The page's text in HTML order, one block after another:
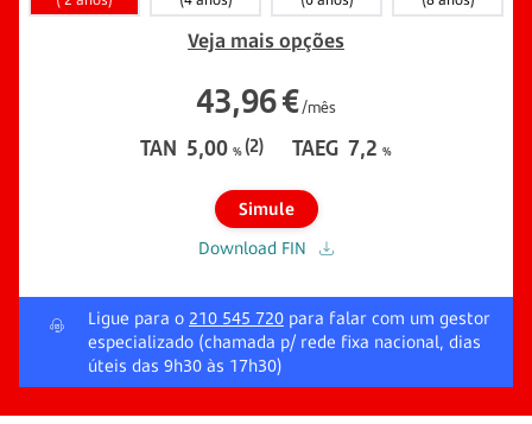
Veja mais opções
43,96€/mês
TAN 5,00 % (2) TAEG 7,2 %
Simule
Download FIN
Ligue para o 210 545 720 para falar com um gestor
especializado (chamada p/ rede fixa nacional, dias
úteis das 9h30 às 17h30)